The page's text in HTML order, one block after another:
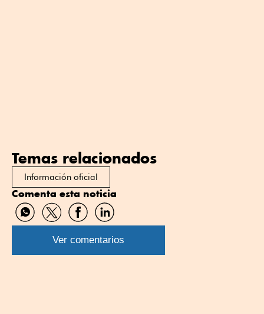
Temas relacionados
Información oficial
Comenta esta noticia
Compartir
por
WhatsApp
Compartir
por
Twitter
Compartir
por
Facebook
Compartir
por
Linkedin
Ver comentarios